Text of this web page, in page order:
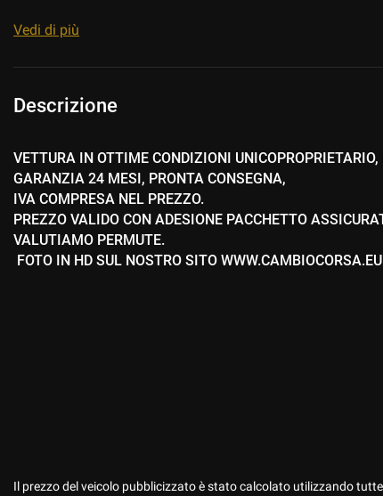
Volante in pelle Volante
Vedi di più
Descrizione
VETTURA IN OTTIME CONDIZIONI
GARANZIA 24 MESI, PRONTA CONSEGNA,
IVA COMPRESA NEL PREZZO.
PREZZO VALIDO CON ADESIONE PACCHETTO
VALUTIAMO PERMUTE.
FOTO IN HD SUL NOSTRO SITO WWW.CAMBIOCORSA.EU
Il prezzo del veicolo pubblicizzato è stato calcolato utilizzando